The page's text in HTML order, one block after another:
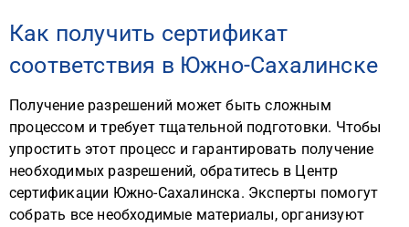
Как получить сертификат
соответствия в Южно-Сахалинске
Получение разрешений может быть сложным
процессом и требует тщательной подготовки. Чтобы
упростить этот процесс и гарантировать получение
необходимых разрешений, обратитесь в Центр
сертификации Южно-Сахалинска. Эксперты помогут
собрать все необходимые материалы, организуют